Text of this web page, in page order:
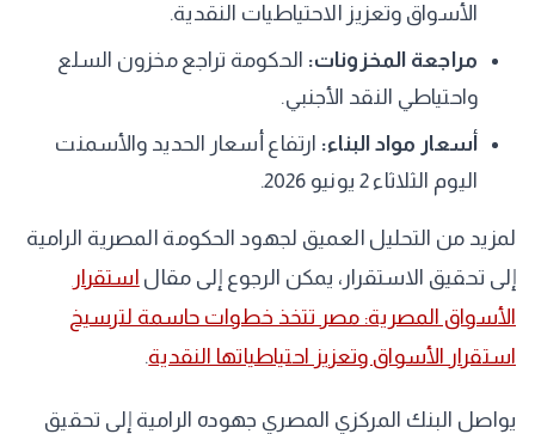
الأسواق وتعزيز الاحتياطيات النقدية.
مراجعة المخزونات: الحكومة تراجع مخزون السلع
واحتياطي النقد الأجنبي.
أسعار مواد البناء: ارتفاع أسعار الحديد والأسمنت
اليوم الثلاثاء 2 يونيو 2026.
لمزيد من التحليل العميق لجهود الحكومة المصرية الرامية
إلى تحقيق الاستقرار، يمكن الرجوع إلى مقال استقرار
الأسواق المصرية: مصر تتخذ خطوات حاسمة لترسيخ
استقرار الأسواق وتعزيز احتياطياتها النقدية.
يواصل البنك المركزي المصري جهوده الرامية إلى تحقيق